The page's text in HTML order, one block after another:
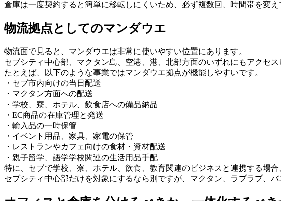
倉庫は一度契約すると簡単に移転しにくいため、必ず複数回、時間帯を変え
物流拠点としてのマンダウエ
物流面で見ると、マンダウエは非常に使いやすい位置にあります。
セブシティ中心部、マクタン島、空港、港、北部方面のいずれにもアクセ
たとえば、以下のような事業ではマンダウエ拠点が機能しやすいです。
・セブ市内向けの当日配送
・マクタン方面への配送
・学校、寮、ホテル、飲食店への備品納品
・EC商品の在庫管理と発送
・輸入品の一時保管
・イベント用品、家具、家電の保管
・レストランやカフェ向けの食材・資材配送
・親子留学、語学学校関連の生活用品手配
特に、セブで学校、寮、ホテル、飲食、教育関連のビジネスと連携する場
セブシティ中心部だけを対象にするなら別ですが、マクタン、ラプラプ、